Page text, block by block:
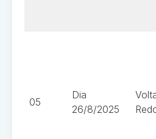
05
Dia
26/8/2025